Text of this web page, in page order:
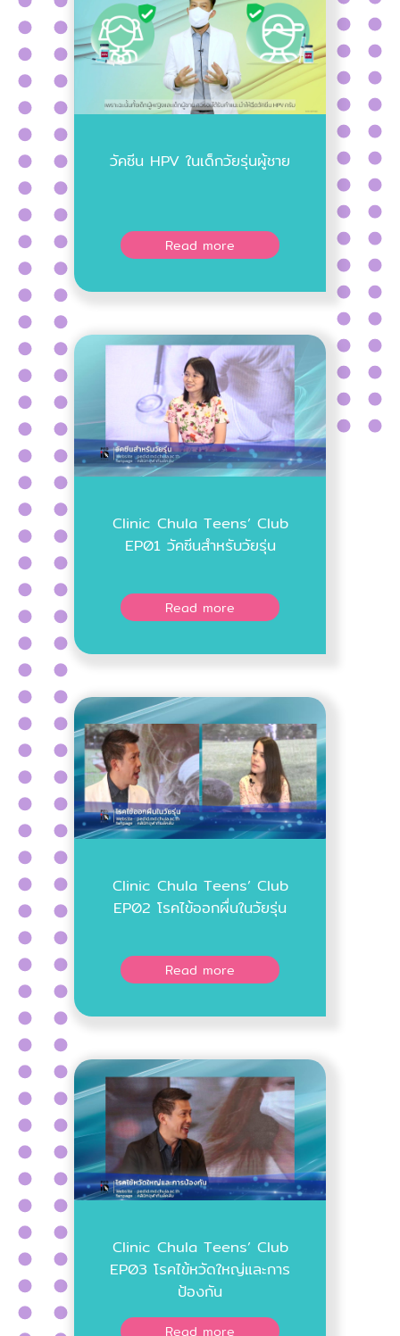
วัคซีน HPV ในเด็กวัยรุ่นผู้ชาย
Read more
Clinic Chula Teens’ Club
EP01 วัคซีนสำหรับวัยรุ่น
Read more
Clinic Chula Teens’ Club
EP02 โรคไข้ออกผื่นในวัยรุ่น
Read more
Clinic Chula Teens’ Club
EP03 โรคไข้หวัดใหญ่และการ
ป้องกัน
Read more